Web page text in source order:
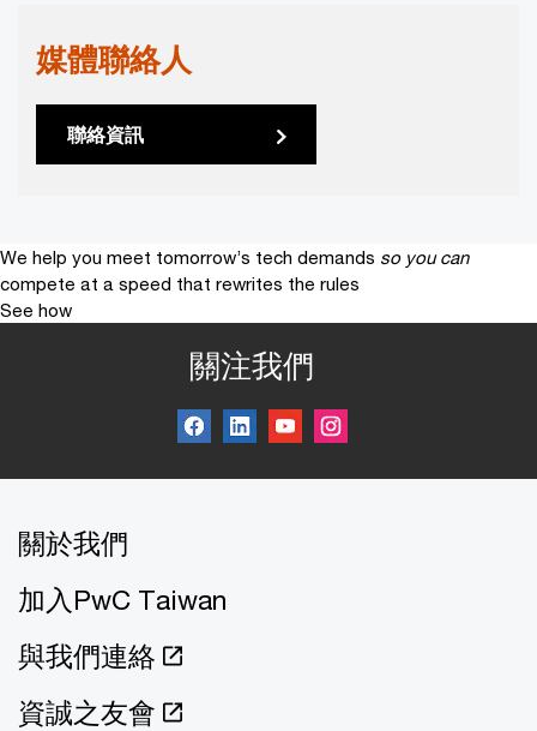
媒體聯絡人
聯絡資訊
We help you meet tomorrow’s tech demands so you can
compete at a speed that rewrites the rules
See how
關注我們
關於我們
加入PwC Taiwan
與我們連絡
資誠之友會